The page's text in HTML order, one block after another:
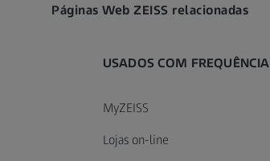
Páginas Web ZEISS relacionadas
USADOS COM FREQUÊNCIA
MyZEISS
Lojas on-line